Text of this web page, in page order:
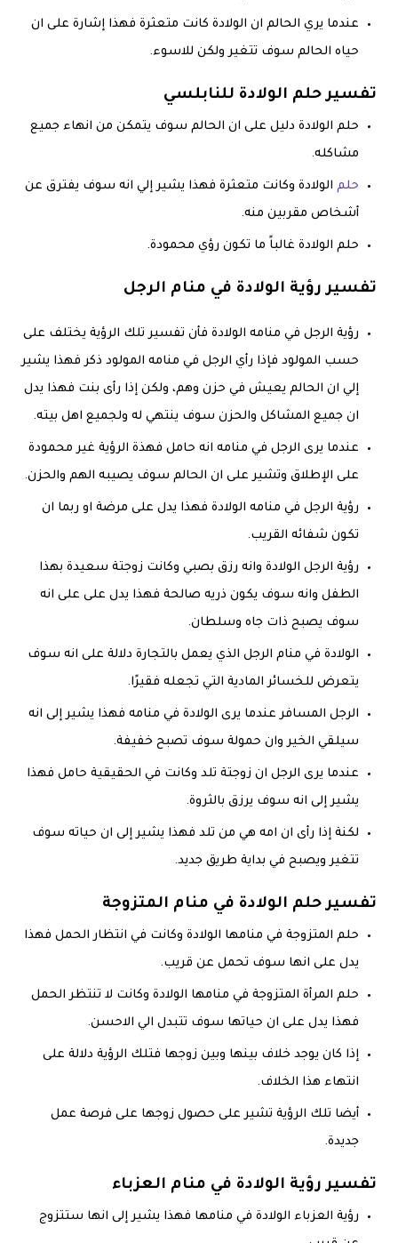
عندما يري الحالم ان الولادة كانت متعثرة فهذا إشارة على ان
حياه الحالم سوف تتغير ولكن للاسوء.
تفسير حلم الولادة للنابلسي
حلم الولادة دليل على ان الحالم سوف يتمكن من انهاء جميع
مشاكله.
حلم الولادة وكانت متعثرة فهذا يشير إلي انه سوف يفترق عن
أشخاص مقربين منه.
حلم الولادة غالباً ما تكون رؤي محمودة.
تفسير رؤية الولادة في منام الرجل
رؤية الرجل في منامه الولادة فأن تفسير تلك الرؤية يختلف على
حسب المولود فإذا رأي الرجل في منامه المولود ذكر فهذا يشير
إلي ان الحالم يعيش في حزن وهم، ولكن إذا رأى بنت فهذا يدل
ان جميع المشاكل والحزن سوف ينتهي له ولجميع اهل بيته.
عندما يرى الرجل في منامه انه حامل فهذة الرؤية غير محمودة
على الإطلاق وتشير على ان الحالم سوف يصيبه الهم والحزن.
رؤية الرجل في منامه الولادة فهذا يدل على مرضة او ربما ان
تكون شفائه القريب.
رؤية الرجل الولادة وانه رزق بصبي وكانت زوجتة سعيدة بهذا
الطفل وانه سوف يكون ذريه صالحة فهذا يدل على على انه
سوف يصبح ذات جاه وسلطان.
الولادة في منام الرجل الذي يعمل بالتجارة دلالة على انه سوف
يتعرض للخسائر المادية التي تجعله فقيرًا.
الرجل المسافر عندما يرى الولادة في منامه فهذا يشير إلى انه
سيلقي الخير وان حمولة سوف تصبح خفيفة.
عندما يرى الرجل ان زوجتة تلد وكانت في الحقيقية حامل فهذا
يشير إلى انه سوف يرزق بالثروة.
لكنة إذا رأى ان امه هي من تلد فهذا يشير إلى ان حياته سوف
تتغير ويصبح في بداية طريق جديد.
تفسير حلم الولادة في منام المتزوجة
حلم المتزوجة في منامها الولادة وكانت في انتظار الحمل فهذا
يدل على انها سوف تحمل عن قريب.
حلم المرأة المتزوجة في منامها الولادة وكانت لا تنتظر الحمل
فهذا يدل على ان حياتها سوف تتبدل الي الاحسن.
إذا كان يوجد خلاف بينها وبين زوجها فتلك الرؤية دلالة على
انتهاء هذا الخلاف.
أيضا تلك الرؤية تشير على حصول زوجها على فرصة عمل
جديدة.
تفسير رؤية الولادة في منام العزباء
رؤية العزباء الولادة في منامها فهذا يشير إلى انها ستتزوج